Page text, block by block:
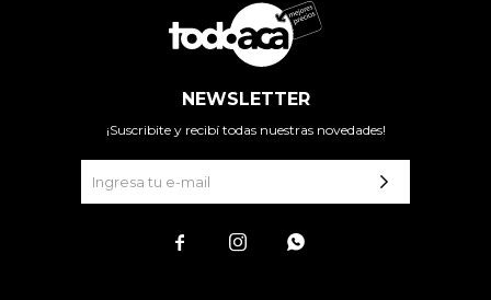
NEWSLETTER
¡Suscribite y recibí todas nuestras novedades!
  